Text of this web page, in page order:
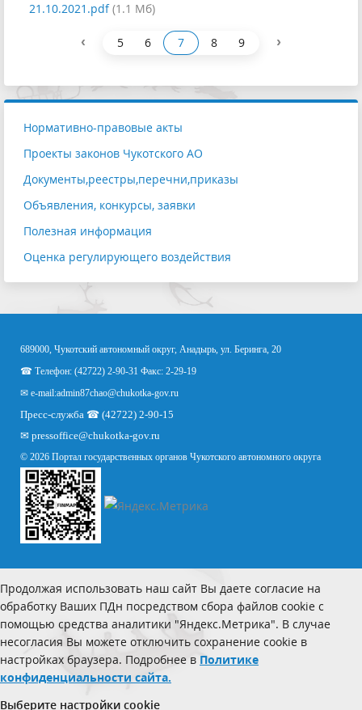
21.10.2021.pdf(1.1 Мб)
‹ 5 6 7 8 9 ›
Нормативно-правовые акты
Проекты законов Чукотского АО
Документы,реестры,перечни,приказы
Объявления, конкурсы, заявки
Полезная информация
Оценка регулирующего воздействия
689000, Чукотский автономный округ, Анадырь, ул. Беринга, 20
☎ Телефон: (42722) 2-90-31 Факс: 2-29-19
✉ e-mail:admin87chao@chukotka-gov.ru
Пресс-служба ☎ (42722) 2-90-15
✉ pressoffice@chukotka-gov.ru
© 2026 Портал государственных органов Чукотского автономного округа
Продолжая использовать наш сайт Вы даете согласие на
обработку Ваших ПДн посредством сбора файлов cookie с
помощью средства аналитики "Яндекс.Метрика". В случае
несогласия Вы можете отключить сохранение cookie в
настройках браузера. Подробнее в Политике
конфиденциальности сайта.
Выберите настройки cookie